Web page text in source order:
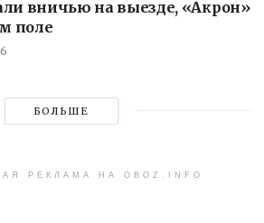
вничью на выезде, «Акрон»
поле
БОЛЬШЕ
РЕКЛАМА НА OBOZ.INFO